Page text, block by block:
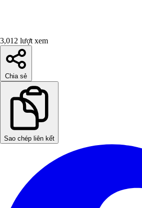
3,012 lượt xem
Chia sẻ
Sao chép liên kết